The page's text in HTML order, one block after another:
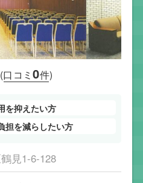
(口コミ0件)
を抑えたい方
担を減らしたい方
見1-6-128